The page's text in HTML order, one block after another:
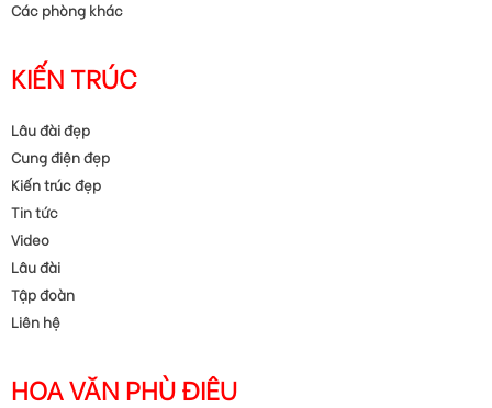
Các phòng khác
KIẾN TRÚC
Lâu đài đẹp
Cung điện đẹp
Kiến trúc đẹp
Tin tức
Video
Lâu đài
Tập đoàn
Liên hệ
HOA VĂN PHÙ ĐIÊU